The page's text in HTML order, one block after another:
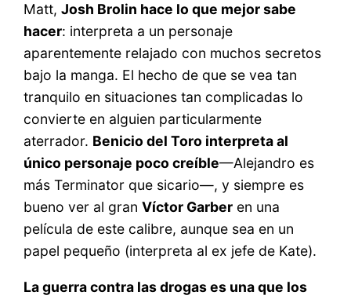
Matt,Josh Brolin hace lo que mejor sabe
hacer: interpreta a un personaje
aparentemente relajado con muchos secretos
bajo la manga. El hecho de que se vea tan
tranquilo en situaciones tan complicadas lo
convierte en alguien particularmente
aterrador. Benicio del Toro interpreta al
único personaje poco creíble—Alejandro es
más Terminator que sicario—, y siempre es
bueno ver al granVíctor Garber en una
película de este calibre, aunque sea en un
papel pequeño (interpreta al ex jefe de Kate).
La guerra contra las drogas es una que los